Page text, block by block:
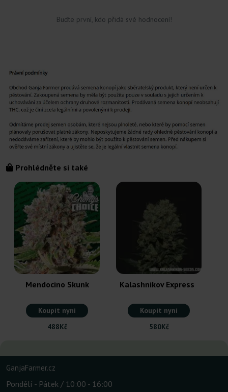
Buďte první, kdo přidá své hodnocení!
Prohlédněte si také
Mendocino Skunk
Koupit nyní
488Kč
Kalashnikov Express
Koupit nyní
580Kč
GanjaFarmer.cz
Pondělí - Pátek / 10:00 - 16:00